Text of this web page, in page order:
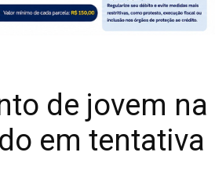
de jovem na
em tentativa